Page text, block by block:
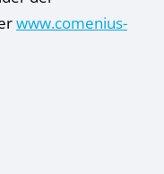
www.comenius-